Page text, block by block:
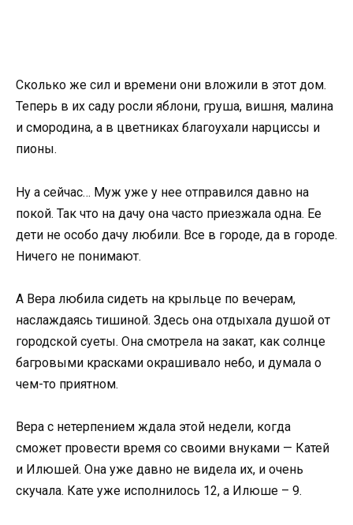
Сколько же сил и времени они вложили в этот дом.
Теперь в их саду росли яблони, груша, вишня, малина
и смородина, а в цветниках благоухали нарциссы и
пионы.
Ну а сейчас… Муж уже у нее отправился давно на
покой. Так что на дачу она часто приезжала одна. Ее
дети не особо дачу любили. Все в городе, да в городе.
Ничего не понимают.
А Вера любила сидеть на крыльце по вечерам,
наслаждаясь тишиной. Здесь она отдыхала душой от
городской суеты. Она смотрела на закат, как солнце
багровыми красками окрашивало небо, и думала о
чем-то приятном.
Вера с нетерпением ждала этой недели, когда
сможет провести время со своими внуками — Катей
и Илюшей. Она уже давно не видела их, и очень
скучала. Кате уже исполнилось 12, а Илюше – 9.